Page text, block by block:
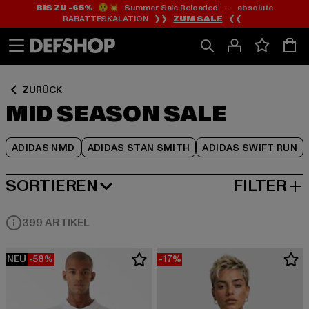
Zum
Inhalt
springen
Zum
Fußzeile
springen
BIS ZU -65%😲💥 Summer Sale Reloaded — absolute
RABATTESKALATION ❯❯ ZUM SALE ❮❮
ZURÜCK
MID SEASON SALE
ADIDAS NMD ADIDAS STAN SMITH ADIDAS SWIFT RUN
Zum
Produktraster
springen
SORTIEREN
NEUESTE FILTER
399 ARTIKEL
NEU -58% -17%